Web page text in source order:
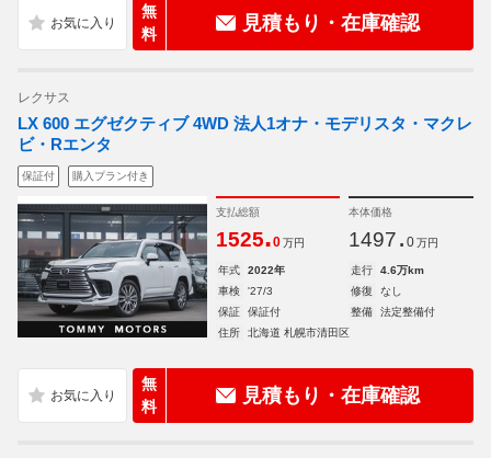
無
料
見積もり・在庫確認
レクサス
LX 600 エグゼクティブ 4WD 法人1オナ・モデリスタ・マクレ
ビ・Rエンタ
保証付 購入プラン付き
支払総額
1525.0 万円
本体価格
1497. 0 万円
年式 2022年 走行
4.6万km
車検
'27/3 修復
なし
保証
保証付 整備
法定整備付
住所
北海道 札幌市清田区
無
料
見積もり・在庫確認